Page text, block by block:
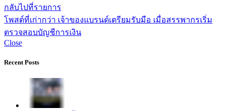
กลับไปที่รายการ
โพสต์ที่เก่ากว่า เจ้าของแบรนด์เตรียมรับมือ เมื่อสรรพากรเริ่ม
ตรวจสอบบัญชีการเงิน
Close
Recent Posts